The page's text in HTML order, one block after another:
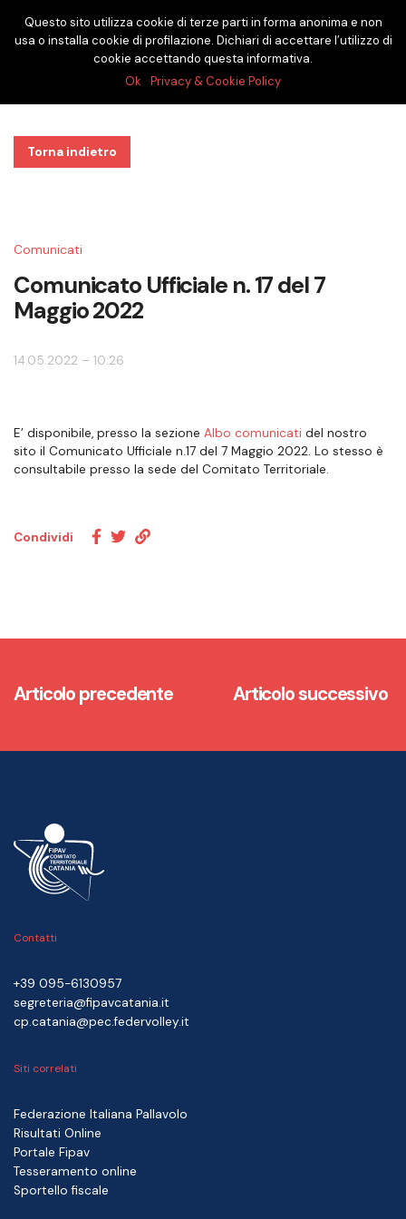
Torna indietro
Comunicati
Comunicato Ufficiale n. 17 del 7
Maggio 2022
14.05.2022 – 10:26
E’ disponibile, presso la sezione Albo comunicati del nostro
sito il Comunicato Ufficiale n.17 del 7 Maggio 2022. Lo stesso è
consultabile presso la sede del Comitato Territoriale.
Condividi
Articolo precedente Articolo successivo
Contatti
+39 095-6130957
segreteria@fipavcatania.it
cp.catania@pec.federvolley.it
Siti correlati
Federazione Italiana Pallavolo
Risultati Online
Portale Fipav
Tesseramento online
Sportello fiscale
Questo sito utilizza cookie di terze parti in forma anonima e non
usa o installa cookie di profilazione. Dichiari di accettare l’utilizzo di
cookie accettando questa informativa.
Ok
Privacy & Cookie Policy